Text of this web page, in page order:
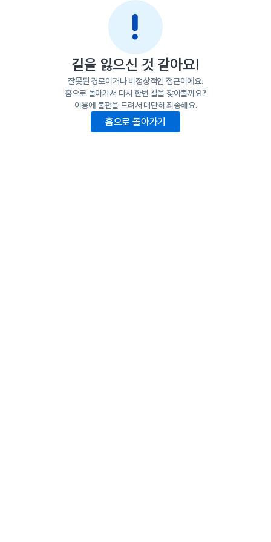
길을 잃으신 것 같아요!
잘못된 경로이거나 비정상적인 접근이에요.
홈으로 돌아가서 다시 한번 길을 찾아볼까요?
이용에 불편을 드려서 대단히 죄송해요.
홈으로 돌아가기